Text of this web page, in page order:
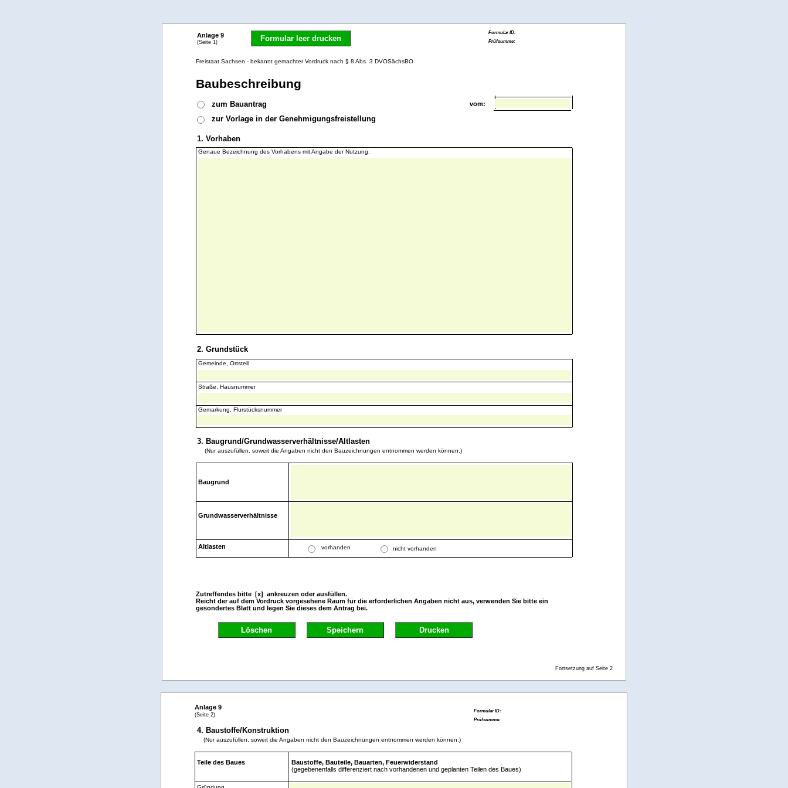
(Seite 1)
Freistaat Sachsen - bekannt gemachter Vordruck nach § 8 Abs. 3 DVOSächsBO
Zutreffendes bitte [x] ankreuzen oder ausfüllen.
Reicht der auf dem Vordruck vorgesehene Raum für die erforderlichen Angaben nicht aus, verwenden Sie bitte ein
gesondertes Blatt und legen Sie dieses dem Antrag bei.
Anlage 9
Fortsetzung auf Seite 2
Baubeschreibung
zur Vorlage in der Genehmigungsfreistellung
zum Bauantrag vom:
1. Vorhaben
Genaue Bezeichnung des Vorhabens mit Angabe der Nutzung:
2. Grundstück
Gemeinde, Ortsteil
Straße, Hausnummer
Gemarkung, Flurstücksnummer
3. Baugrund/Grundwasserverhältnisse/Altlasten
(Nur auszufüllen, soweit die Angaben nicht den Bauzeichnungen entnommen werden können.)
Baugrund
Grundwasserverhältnisse
Altlasten vorhanden nicht vorhanden
Formular leer drucken
Löschen Speichern Drucken
(Seite 2)
Anlage 9
4. Baustoffe/Konstruktion
(Nur auszufüllen, soweit die Angaben nicht den Bauzeichnungen entnommen werden können.)
Teile des Baues
Baustoffe, Bauteile, Bauarten, Feuerwiderstand
(gegebenenfalls differenziert nach vorhandenen und geplanten Teilen des Baues)